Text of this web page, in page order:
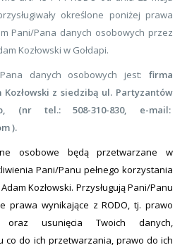
określone poniżej prawa
Pani/Pana danych osobowych przez
Kozłowski w Gołdapi.
danych osobowych jest: firma
Kozłowski z siedzibą ul. Partyzantów
(nr tel.: 508-310-830, e-mail:
).
osobowe będą przetwarzane w
Pani/Panu pełnego korzystania
Adam Kozłowski. Przysługują Pani/Panu
prawa wynikające z RODO, tj. prawo
oraz usunięcia Twoich danych,
co do ich przetwarzania, prawo do ich